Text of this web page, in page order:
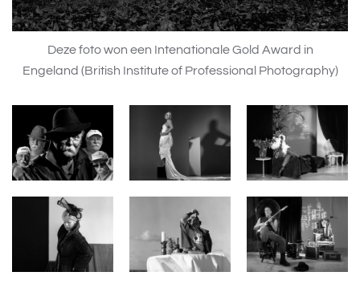
Deze foto won een Intenationale Gold Award in
Engeland (British Institute of Professional Photography)